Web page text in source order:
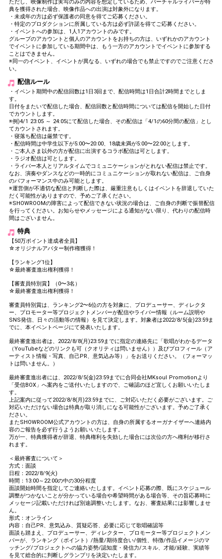
ただし、映像制作は実写のみの内容を想定しているため、バーチャルライバーが特
典を獲得された場合、映像作品への出演は対象外になります。
・未成年の方は必ず保護者の同意を得てご応募ください。
・特定のプロダクションに所属している方は必ず許諾を得てご応募ください。
・イベントへの参加は、1人1アカウントのみです。
グループのアカウントと個人のアカウントをお持ちの方は、いずれかのアカウント
でイベントに参加している期間中は、もう一方のアカウントでイベントに参加する
ことはできません。
※同一のイベント、イベントが異なる、いずれの場合でも禁止ですのでご注意くださ
い。
配信ルール
・イベント期間中の配信回数は1日3回まで、配信時間は1日合計2時間までとしま
す。
日付をまたいで配信した場合、配信回数と配信時間については配信を開始した日付
でカウントします。
※例)4/1 23:05 ～ 24:05にて配信した場合、その配信は「4/1の60分間の配信」とし
てカウントされます。
・寝落ち配信は厳禁です。
・配信時間は中学生以下が5:00〜20:00、18歳未満が5:00〜22:00とします。
・ご本人さま以外の方が配信に出演するコラボ配信は可とします。
・ラジオ配信は可とします。
・ライバー本人とリアルタイムでコミュニケーションがとれない配信は禁止です。
なお、演奏やダンスなどの一時的にコミュニケーションが取れない配信は、ご自身
のパフォーマンス中のみ可能とします。
※運営側が不適切な配信と判断した際は、厳重注意もしくはイベントを辞退していた
だく可能性がありますので、予めご了承ください。
※SHOWROOMの障害によって配信できない状況の場合は、ご自身の判断で振替配信
を行ってください。お知らせやメッセージによる通知がない限り、代わりの配信時
間はございません。
特典
【50万ポイント達成者全員】
☆オリジナルアバター制作権獲得！
【ランキング1位】
☆最終審査進出権利獲得！
【審査員特別賞】（0〜3名）
☆最終審査進出権利獲得！
審査員特別賞は、ランキング2〜6位の方を対象に、プロデューサー、ディレクタ
ー、プロモーター等プロジェクトメンバーが配信やライバー情報（ルーム説明や
SNS発信、日々の活動等の情報）を見て決定します。対象者は2022/8/5(金)23:59ま
でに、本イベントページにて発表いたします。
最終審査進出者は、2022/8/8(月)23:59までに指定の連絡先に「歌唱がわかるデータ
（YouTubeなどのリンクも可（クオリティは問いません））及びプロフィール（ア
ーティスト情報・写真、自己PR、意気込み等）」をお送りください。（フォーマッ
トは問いません。）
最終審査進出者には、2022/8/5(金)23:59までに合同会社MKsoul Promotionより
「受信BOX」へ案内をご送付いたしますので、ご確認のほど宜しくお願いいたしま
す。
上記案内に従って2022/8/8(月)23:59までに、ご対応いただく必要がございます。ご
対応いただけない場合は特典が取り消しになる可能性がございます。予めご了承く
ださい。
またSHOWROOM公式アカウントの方は、自身の所属するオーガナイザーへ連絡内
容のご報告を必ず行うようお願いいたします。
万が一、特典獲得者が辞退、特典権利を失効した場合には次位の方へ権利が移行さ
れます。
＜最終審査について＞
方式：面談
日程：2022/8/9(火)
時間：13:00～22:00の中の30分程度
面談開始時間を指定してご連絡いたします。イベント応募の際、既にスケジュール
調整がつかないことが分かっている場合や希望時間がある場合等、その旨応募時に
メッセージ記載いただければ別途調整いたします。なお、審査結果には影響しませ
ん。
形式：オンライン
内容：自己PR、意気込み、質疑応答、必要に応じて歌唱確認等
面談も踏まえ、プロデューサー、ディレクター、プロモーター等プロジェクトメン
バーが、ランキング（ポイント）/熱量/期待度合い/個性、特徴/作品イメージのマ
ッチング/プロジェクトへの協力姿勢/認知度・発信力/スキル、才能/経験、実績等
を見て総合的に判断しグランプリを決定いたします。